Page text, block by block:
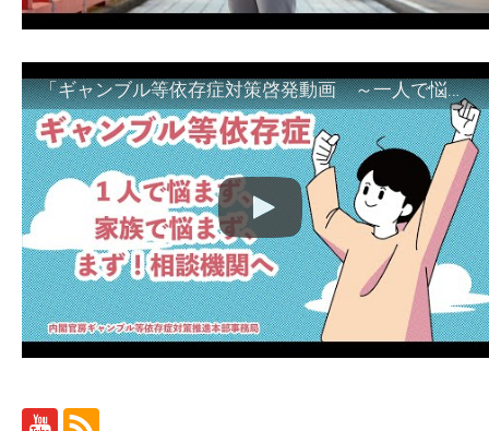
「ギャンブル等依存症対策啓発動画 ～一人で悩まず、家族で悩まず、まず！相談機関へ～」